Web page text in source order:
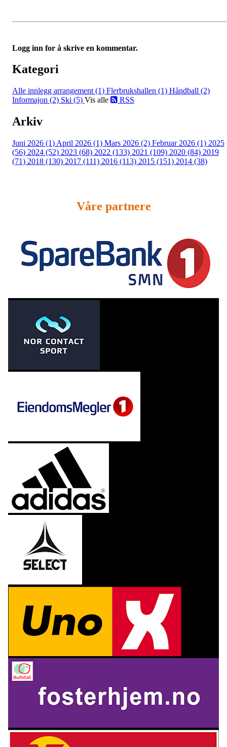
Logg inn for å skrive en kommentar.
Kategori
Alle innlegg arrangement (1) Flerbrukshallen (1) Håndball (2)
Informajon (2) Ski (5) Vis alle RSS
Arkiv
Juni 2026 (1) April 2026 (1) Mars 2026 (2) Februar 2026 (1) 2025
(56) 2024 (52) 2023 (68) 2022 (133) 2021 (109) 2020 (84) 2019
(71) 2018 (130) 2017 (111) 2016 (113) 2015 (151) 2014 (38)
Våre partnere